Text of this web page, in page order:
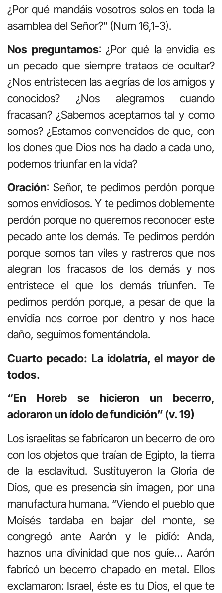
¿Por qué mandáis vosotros solos en toda la
asamblea del Señor?” (Num 16,1-3).
Nos preguntamos: ¿Por qué la envidia es
un pecado que siempre trataos de ocultar?
¿Nos entristecen las alegrías de los amigos y
conocidos? ¿Nos alegramos cuando
fracasan? ¿Sabemos aceptarnos tal y como
somos? ¿Estamos convencidos de que, con
los dones que Dios nos ha dado a cada uno,
podemos triunfar en la vida?
Oración: Señor, te pedimos perdón porque
somos envidiosos. Y te pedimos doblemente
perdón porque no queremos reconocer este
pecado ante los demás. Te pedimos perdón
porque somos tan viles y rastreros que nos
alegran los fracasos de los demás y nos
entristece el que los demás triunfen. Te
pedimos perdón porque, a pesar de que la
envidia nos corroe por dentro y nos hace
daño, seguimos fomentándola.
Cuarto pecado: La idolatría, el mayor de
todos.
“En Horeb se hicieron un becerro,
adoraron un ídolo de fundición” (v. 19)
Los israelitas se fabricaron un becerro de oro
con los objetos que traían de Egipto, la tierra
de la esclavitud. Sustituyeron la Gloria de
Dios, que es presencia sin imagen, por una
manufactura humana. “Viendo el pueblo que
Moisés tardaba en bajar del monte, se
congregó ante Aarón y le pidió: Anda,
haznos una divinidad que nos guíe… Aarón
fabricó un becerro chapado en metal. Ellos
exclamaron: Israel, éste es tu Dios, el que te